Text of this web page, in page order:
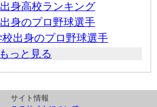
身高校ランキング
身のプロ野球選手
出身のプロ野球選手
もっと見る
サイト情報